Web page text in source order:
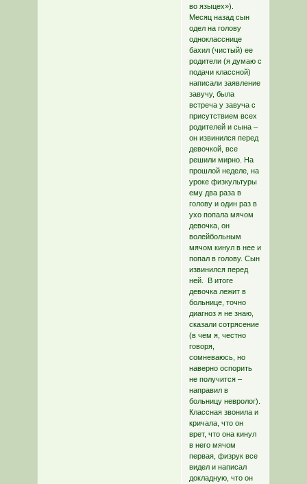
во языцех»).
Месяц назад сын
одел на голову
однокласснице
бахил (чистый) ее
родители (я думаю с
подачи классной)
написали заявление
завучу, была
встреча у завуча с
присутствием всех
родителей и сына –
он извинился перед
девочкой, все
решили мирно. На
прошлой неделе, на
уроке физкультуры
ему два раза в
голову и один раз в
ухо попала мячом
девочка, он
волейбольным
мячом кинул в нее и
попал в голову. Сын
извинился перед
ней. В итоге
девочка лежит в
больнице, точно
диагноз я не знаю,
сказали сотрясение
(в чем я, честно
говоря,
сомневаюсь, но
наверно оспорить
не получится –
направил в
больницу невролог).
Классная звонила и
кричала, что он
врет, что она кинул
в него мячом
первая, физрук все
видел и написал
докладную, что он